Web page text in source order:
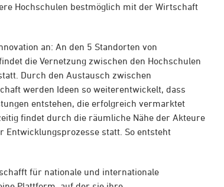
Hochschulen bestmöglich mit der Wirtschaft
an: An den 5 Standorten von
die Vernetzung zwischen den Hochschulen
Durch den Austausch zwischen
werden Ideen so weiterentwickelt, dass
entstehen, die erfolgreich vermarktet
findet durch die räumliche Nähe der Akteure
Entwicklungsprozesse statt. So entsteht
für nationale und internationale